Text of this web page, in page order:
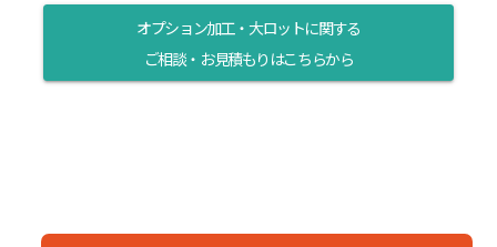
オプション加工・大ロットに関する
ご相談・お見積もりはこちらから